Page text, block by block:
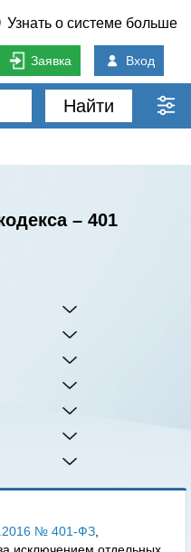
Узнать о системе больше
Заявка Вход
Найти
– 401
№ 401-ФЗ